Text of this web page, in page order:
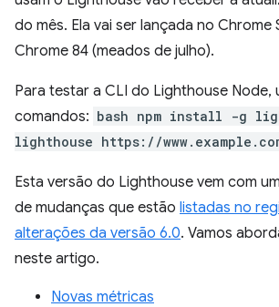
do mês. Ela vai ser lançada no Chrome
Chrome 84 (meados de julho).
Para testar a CLI do Lighthouse Node,
comandos: bash npm install -g
lighthouse https://
Esta versão do Lighthouse vem com
de mudanças que estão listadas no
alterações da versão 6.0. Vamos
neste artigo.
Novas métricas